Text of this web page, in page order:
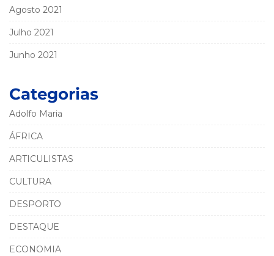
Agosto 2021
Julho 2021
Junho 2021
Categorias
Adolfo Maria
ÁFRICA
ARTICULISTAS
CULTURA
DESPORTO
DESTAQUE
ECONOMIA